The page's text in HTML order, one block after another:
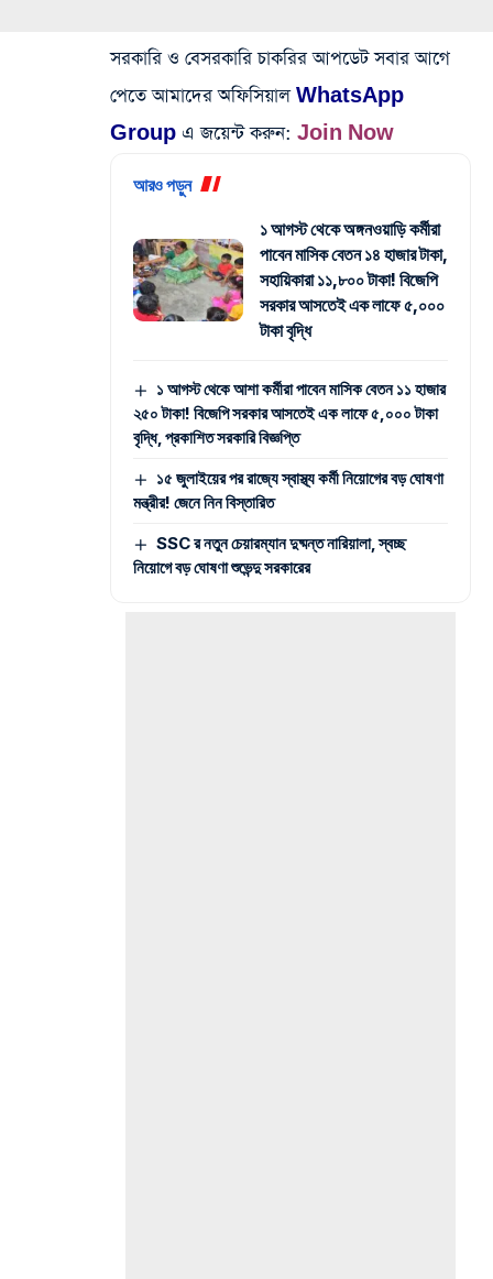
সরকারি ও বেসরকারি চাকরির আপডেট সবার আগে
পেতে আমাদের অফিসিয়ালWhatsApp
Group এ জয়েন্ট করুন: Join Now
আরও পড়ুন
১ আগস্ট থেকে অঙ্গনওয়াড়ি কর্মীরা
পাবেন মাসিক বেতন ১৪ হাজার টাকা,
সহায়িকারা ১১,৮০০ টাকা! বিজেপি
সরকার আসতেই এক লাফে ৫,০০০
টাকা বৃদ্ধি
১ আগস্ট থেকে আশা কর্মীরা পাবেন মাসিক বেতন ১১ হাজার
২৫০ টাকা! বিজেপি সরকার আসতেই এক লাফে ৫,০০০ টাকা
বৃদ্ধি, প্রকাশিত সরকারি বিজ্ঞপ্তি
১৫ জুলাইয়ের পর রাজ্যে স্বাস্থ্য কর্মী নিয়োগের বড় ঘোষণা
মন্ত্রীর! জেনে নিন বিস্তারিত
SSC র নতুন চেয়ারম্যান দুষ্মন্ত নারিয়ালা, স্বচ্ছ
নিয়োগে বড় ঘোষণা শুভেন্দু সরকারের